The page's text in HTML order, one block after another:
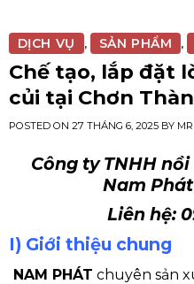
DỊCH VỤ , SẢN PHẨM ,
Chế tạo, lắp đặt
củi tại Chơn
POSTED ON 27 THÁNG 6, 2025BY
Công ty TNHH
Nam
Liên hệ:
I) Giới thiệu chung
NAM PHÁT chuyên sản